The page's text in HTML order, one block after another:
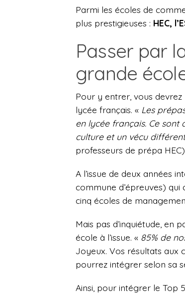
Parmi les écoles de
plus prestigieuses : HEC,
Passer par
grande
Pour y entrer, vous
lycée français. « Les
en lycée français. Ce
culture et un vécu différent
professeurs de prépa
A l’issue de deux années
commune d’épreuves)
cinq écoles de
Mais pas d’inquiétude, en
école à l’issue. « 85% de
Joyeux. Vos résultats aux
pourrez intégrer selon sa
Ainsi, pour intégrer le Top